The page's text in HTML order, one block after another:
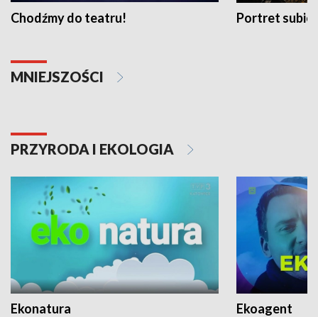
Chodźmy do teatru! Portret
MNIEJSZOŚCI
PRZYRODA I EKOLOGIA
Ekonatura Ekoagent